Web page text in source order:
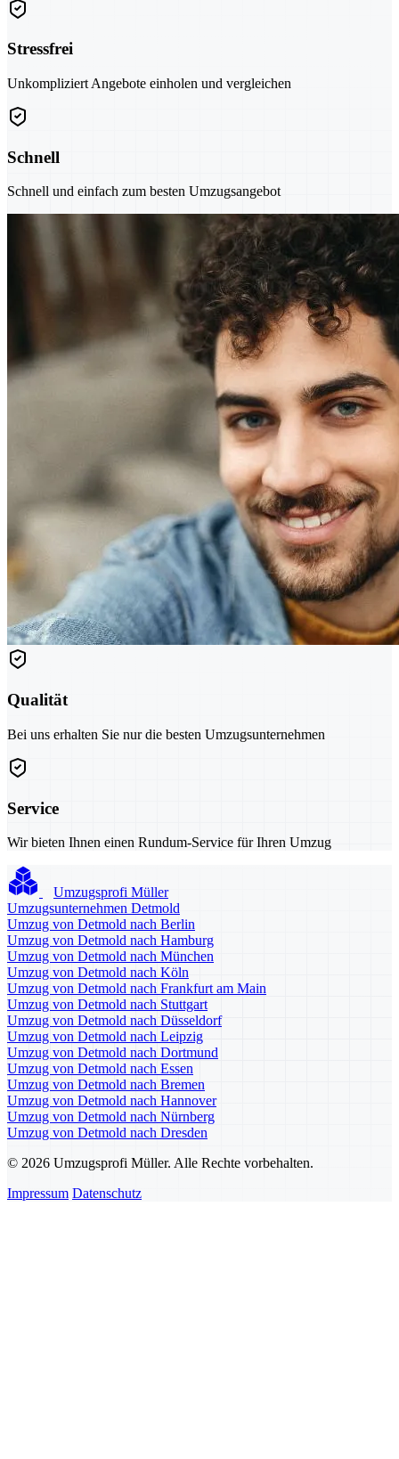
Stressfrei
Unkompliziert Angebote einholen und vergleichen
Schnell
Schnell und einfach zum besten Umzugsangebot
Qualität
Bei uns erhalten Sie nur die besten Umzugsunternehmen
Service
Wir bieten Ihnen einen Rundum-Service für Ihren Umzug
Umzugsprofi Müller
Umzugsunternehmen Detmold
Umzug von Detmold nach Berlin
Umzug von Detmold nach Hamburg
Umzug von Detmold nach München
Umzug von Detmold nach Köln
Umzug von Detmold nach Frankfurt am Main
Umzug von Detmold nach Stuttgart
Umzug von Detmold nach Düsseldorf
Umzug von Detmold nach Leipzig
Umzug von Detmold nach Dortmund
Umzug von Detmold nach Essen
Umzug von Detmold nach Bremen
Umzug von Detmold nach Hannover
Umzug von Detmold nach Nürnberg
Umzug von Detmold nach Dresden
© 2026 Umzugsprofi Müller. Alle Rechte vorbehalten.
Impressum Datenschutz